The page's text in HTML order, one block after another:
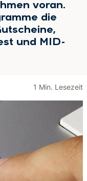
voran.
die
und MID-
1 Min. Lesezeit